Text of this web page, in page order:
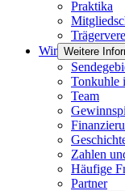
Praktika
Wir Weitere
Tonkuhle
Team
Zahlen
Häufige
Partner